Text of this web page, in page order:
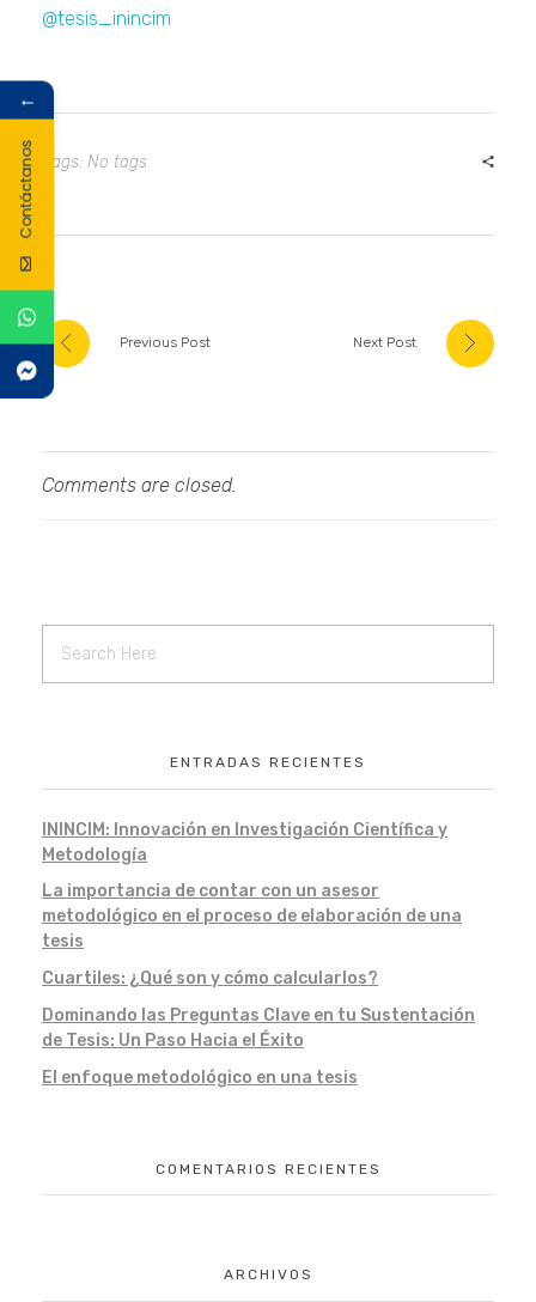
@tesis_inincim
Tags: No tags
Previous Post Next Post
Comments are closed.
ENTRADAS RECIENTES
ININCIM: Innovación en Investigación Científica y
Metodología
La importancia de contar con un asesor
metodológico en el proceso de elaboración de una
tesis
Cuartiles: ¿Qué son y cómo calcularlos?
Dominando las Preguntas Clave en tu Sustentación
de Tesis: Un Paso Hacia el Éxito
El enfoque metodológico en una tesis
COMENTARIOS RECIENTES
ARCHIVOS
←
Contáctanos